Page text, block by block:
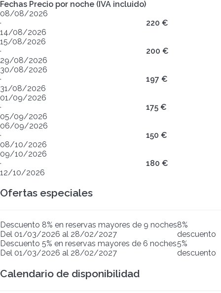
Fechas Precio por noche (IVA incluido)
08/08/2026
·
14/08/2026
220 €
15/08/2026
·
29/08/2026
200 €
30/08/2026
·
31/08/2026
197 €
01/09/2026
·
05/09/2026
175 €
06/09/2026
·
08/10/2026
150 €
09/10/2026
·
12/10/2026
180 €
Ofertas especiales
Descuento 8% en reservas mayores de 9 noches
Del 01/03/2026 al 28/02/2027
8%
descuento
Descuento 5% en reservas mayores de 6 noches
Del 01/03/2026 al 28/02/2027
5%
descuento
Calendario de disponibilidad